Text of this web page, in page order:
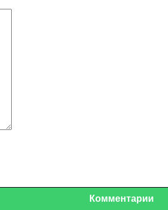
Комментарии